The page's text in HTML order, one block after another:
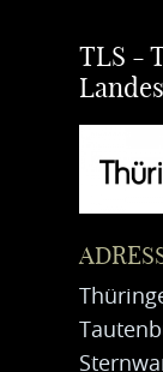
TLS -